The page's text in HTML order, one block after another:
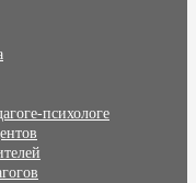
психологе